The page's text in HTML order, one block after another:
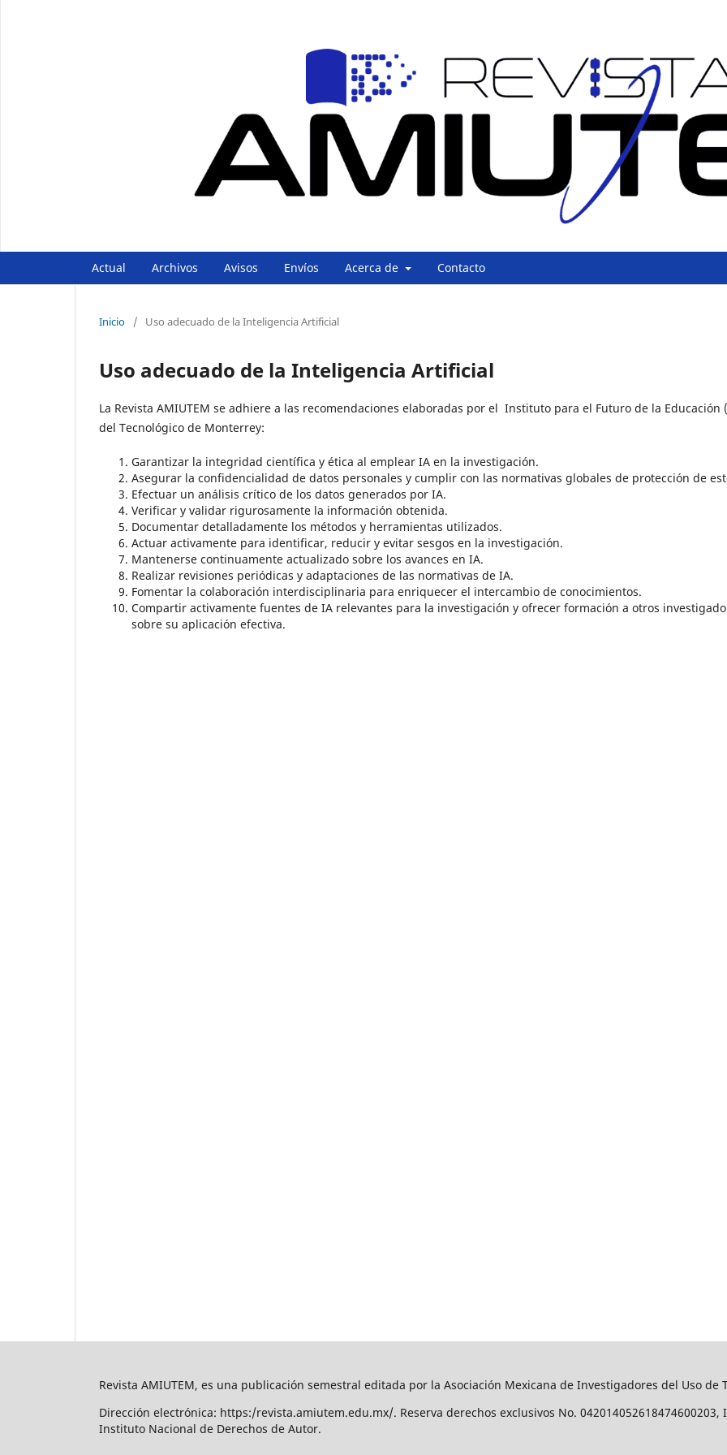
Actual Archivos Avisos Envíos Acerca de Contacto
Inicio / Uso adecuado de la Inteligencia Artificial
Uso adecuado de la Inteligencia Artificial
La Revista AMIUTEM se adhiere a las recomendaciones elaboradas por el Instituto para el Futuro de la Educación (
del Tecnológico de Monterrey:
Garantizar la integridad científica y ética al emplear IA en la investigación.
Asegurar la confidencialidad de datos personales y cumplir con las normativas globales de protección de
Efectuar un análisis crítico de los datos generados por IA.
Verificar y validar rigurosamente la información obtenida.
Documentar detalladamente los métodos y herramientas utilizados.
Actuar activamente para identificar, reducir y evitar sesgos en la investigación.
Mantenerse continuamente actualizado sobre los avances en IA.
Realizar revisiones periódicas y adaptaciones de las normativas de IA.
Fomentar la colaboración interdisciplinaria para enriquecer el intercambio de conocimientos.
Compartir activamente fuentes de IA relevantes para la investigación y ofrecer formación a otros
sobre su aplicación efectiva.
Revista AMIUTEM, es una publicación semestral editada por la Asociación Mexicana de Investigadores del Uso de
Dirección electrónica: https:/revista.amiutem.edu.mx/. Reserva derechos exclusivos No. 042014052618474600203,
Instituto Nacional de Derechos de Autor.